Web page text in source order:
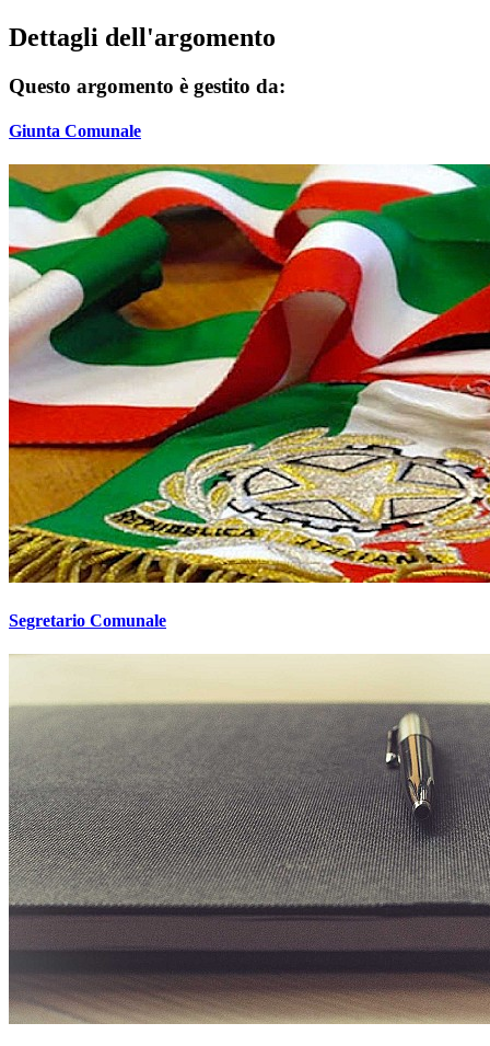
Dettagli dell'argomento
Questo argomento è gestito da:
Giunta Comunale
Segretario Comunale